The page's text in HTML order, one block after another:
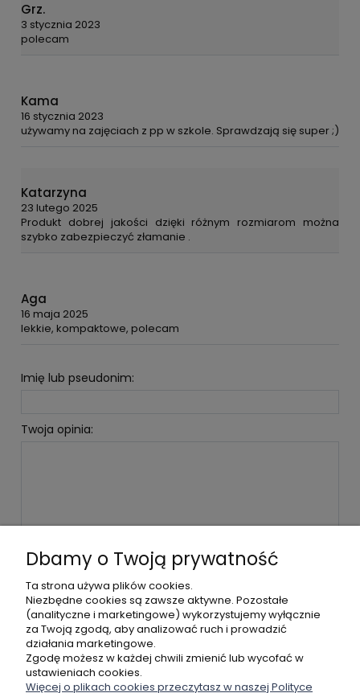
Grz.
3 stycznia 2023
polecam
Kama
16 stycznia 2023
używamy na zajęciach z pp w szkole. Sprawdzają się super ;)
Katarzyna
23 lutego 2025
Produkt dobrej jakości dzięki różnym rozmiarom można
szybko zabezpieczyć złamanie .
Aga
16 maja 2025
lekkie, kompaktowe, polecam
Imię lub pseudonim:
Twoja opinia:
POMOC
MOJE KONTO
Dbamy o Twoją prywatność
Ta strona używa plików cookies.
Niezbędne cookies są zawsze aktywne. Pozostałe
(analityczne i marketingowe) wykorzystujemy wyłącznie
za Twoją zgodą, aby analizować ruch i prowadzić
działania marketingowe.
Zgodę możesz w każdej chwili zmienić lub wycofać w
ustawieniach cookies.
Więcej o plikach cookies przeczytasz w naszej Polityce